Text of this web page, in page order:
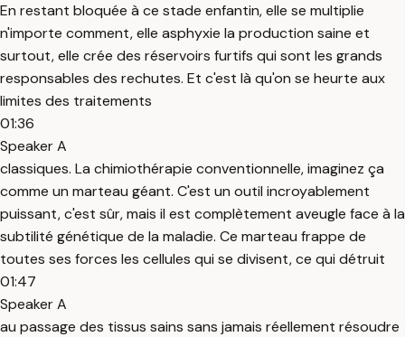
En restant bloquée à ce stade enfantin, elle se multiplie
n'importe comment, elle asphyxie la production saine et
surtout, elle crée des réservoirs furtifs qui sont les grands
responsables des rechutes. Et c'est là qu'on se heurte aux
limites des traitements
01:36
Speaker A
classiques. La chimiothérapie conventionnelle, imaginez ça
comme un marteau géant. C'est un outil incroyablement
puissant, c'est sûr, mais il est complètement aveugle face à la
subtilité génétique de la maladie. Ce marteau frappe de
toutes ses forces les cellules qui se divisent, ce qui détruit
01:47
Speaker A
au passage des tissus sains sans jamais réellement résoudre